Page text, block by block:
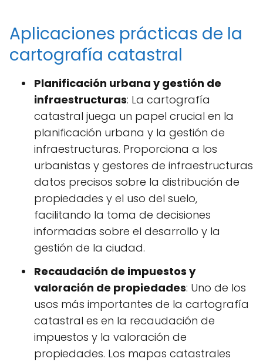
Aplicaciones prácticas de la
cartografía catastral
Planificación urbana y gestión de
infraestructuras: La cartografía
catastral juega un papel crucial en la
planificación urbana y la gestión de
infraestructuras. Proporciona a los
urbanistas y gestores de infraestructuras
datos precisos sobre la distribución de
propiedades y el uso del suelo,
facilitando la toma de decisiones
informadas sobre el desarrollo y la
gestión de la ciudad.
Recaudación de impuestos y
valoración de propiedades: Uno de los
usos más importantes de la cartografía
catastral es en la recaudación de
impuestos y la valoración de
propiedades. Los mapas catastrales